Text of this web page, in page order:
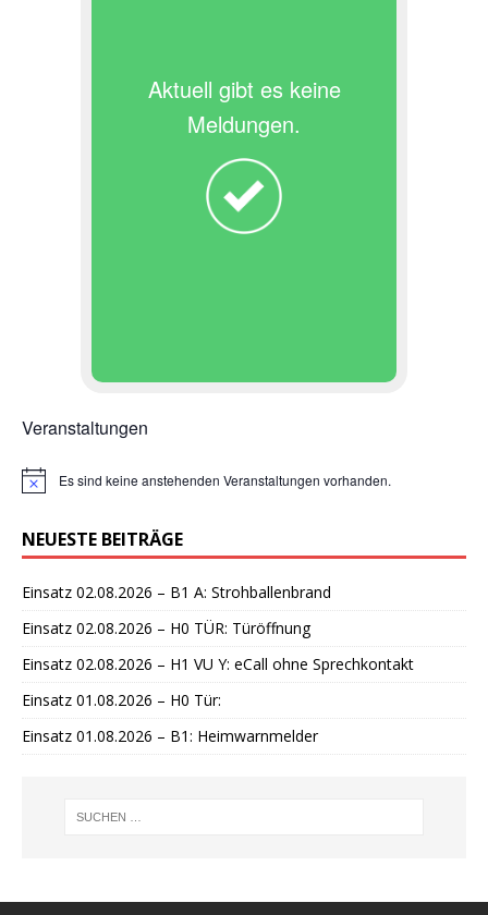
Aktuell gibt es keine
Meldungen.
Veranstaltungen
H
w
e
s
Es sind keine anstehenden Veranstaltungen vorhanden.
NEUESTE BEITRÄGE
Einsatz 02.08.2026 – B1 A: Strohballenbrand
Einsatz 02.08.2026 – H0 TÜR: Türöffnung
Einsatz 02.08.2026 – H1 VU Y: eCall ohne Sprechkontakt
Einsatz 01.08.2026 – H0 Tür:
Einsatz 01.08.2026 – B1: Heimwarnmelder